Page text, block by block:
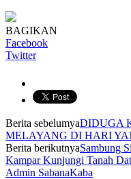
BAGIKAN
Facebook
Twitter
Berita sebelumyaDIDUGA
MELAYANG DI HARI
Berita berikutnyaSambung
Kampar Kunjungi Tanah
Admin SabanaKaba